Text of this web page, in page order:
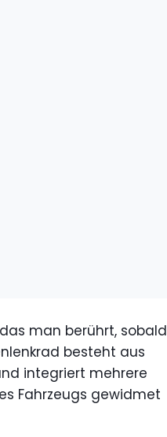
man berührt, sobald
besteht aus
integriert mehrere
Fahrzeugs gewidmet